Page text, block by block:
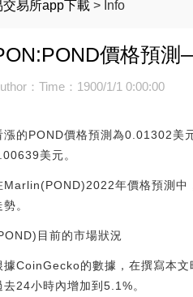
交易所app下載 > Info
價格預
：Time：1900/1/1 0:00:00
漲的POND價格預測為0.01302美
美元。
Marlin(POND)2022年價格預測中
勢。
目前的市場狀況
據CoinGecko的數據，在撰寫本
去24小時內增加到5.1%。